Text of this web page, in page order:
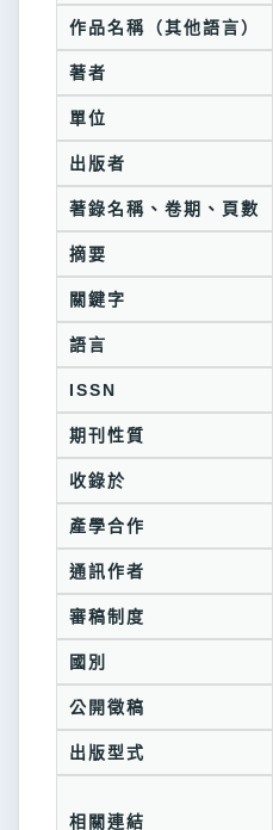
作品名稱（其他語言）
著者
單位
出版者
著錄名稱、卷期、頁數
摘要
關鍵字
語言
ISSN
期刊性質
收錄於
產學合作
通訊作者
審稿制度
國別
公開徵稿
出版型式
相關連結